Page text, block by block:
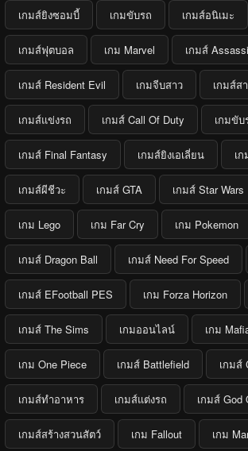
เกมส์ยิงซอมบี้ เกมขับรถ เกมส์อนิเมะ
เกมส์ฟุตบอล เกม Marvel เกมส์
เกมส์ Resident Evil เกมจีบสาว เกมส์ส
เกมส์แข่งรถ เกมส์ Call Of Duty เกมขั
เกมส์ Final Fantasy เกมส์ยิงเอเลี่ยน เ
เกมส์ผีชีวะ เกมส์ GTA เกมส์ Star Wars
เกม Lego เกม Far Cry เกม Pokemon
เกมส์ Dragon Ball เกมส์ Need For Speed
เกมส์ EFootball PES เกม Forza Horizon
เกมส์ The Sims เกมออนไลน์ เกม
เกม One Piece เกมส์ Battlefield เกมส์
เกมส์ทำอาหาร เกมส์แต่งรถ เกมส์ God
เกมส์สร้างสวนสัตว์ เกม Fallout เกม